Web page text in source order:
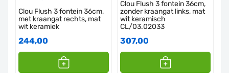
Clou Flush 3 fontein 36cm,
met kraangat rechts, mat
wit keramiek
244,00
Clou Flush 3 fontein 36cm,
zonder kraangat links, mat
wit keramisch
CL/03.02033
307,00